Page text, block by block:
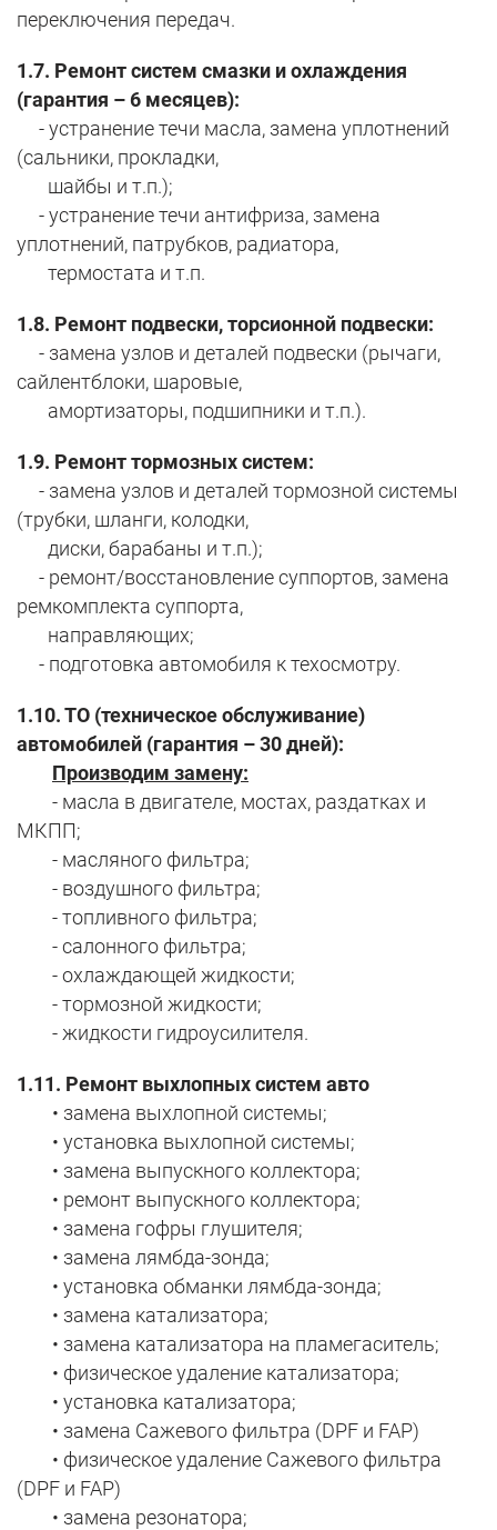
переключения передач.
1.7. Ремонт систем смазки и охлаждения
(гарантия – 6 месяцев):
- устранение течи масла, замена уплотнений
(сальники, прокладки,
шайбы и т.п.);
- устранение течи антифриза, замена
уплотнений, патрубков, радиатора,
термостата и т.п.
1.8. Ремонт подвески, торсионной подвески:
- замена узлов и деталей подвески (рычаги,
сайлентблоки, шаровые,
амортизаторы, подшипники и т.п.).
1.9. Ремонт тормозных систем:
- замена узлов и деталей тормозной системы
(трубки, шланги, колодки,
диски, барабаны и т.п.);
- ремонт/восстановление суппортов, замена
ремкомплекта суппорта,
направляющих;
- подготовка автомобиля к техосмотру.
1.10. ТО (техническое обслуживание)
автомобилей (гарантия – 30 дней):
Производим замену:
- масла в двигателе, мостах, раздатках и
МКПП;
- масляного фильтра;
- воздушного фильтра;
- топливного фильтра;
- салонного фильтра;
- охлаждающей жидкости;
- тормозной жидкости;
- жидкости гидроусилителя.
1.11. Ремонт выхлопных систем авто
• замена выхлопной системы;
• установка выхлопной системы;
• замена выпускного коллектора;
• ремонт выпускного коллектора;
• замена гофры глушителя;
• замена лямбда-зонда;
• установка обманки лямбда-зонда;
• замена катализатора;
• замена катализатора на пламегаситель;
• физическое удаление катализатора;
• установка катализатора;
• замена Сажевого фильтра (DPF и FAP)
• физическое удаление Сажевого фильтра
(DPF и FAP)
• замена резонатора;